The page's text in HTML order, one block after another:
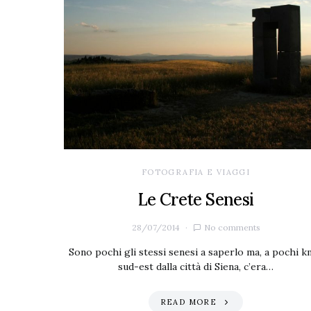
FOTOGRAFIA E VIAGGI
Le Crete Senesi
28/07/2014 No comments
Sono pochi gli stessi senesi a saperlo ma, a pochi
sud-est dalla città di Siena, c’era…
READ MORE